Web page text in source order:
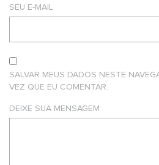
SEU E-MAIL
SALVAR MEUS DADOS NESTE
VEZ QUE EU COMENTAR.
DEIXE SUA MENSAGEM